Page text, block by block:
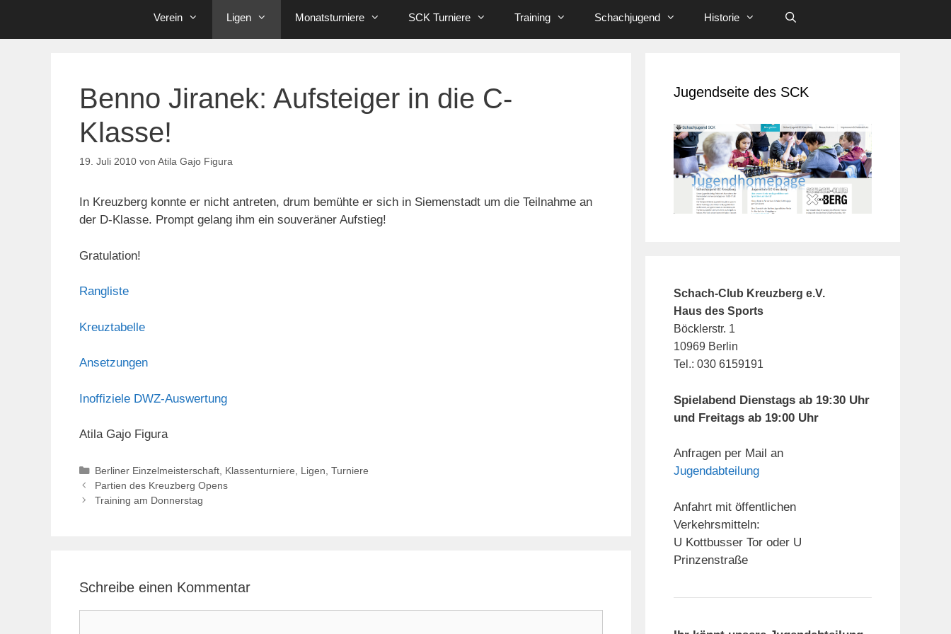
Verein Ligen Monatsturniere SCK Turniere Training Schachjugend Historie
Benno Jiranek: Aufsteiger in die C-
Klasse!
19. Juli 2010 von Atila Gajo Figura
In Kreuzberg konnte er nicht antreten, drum bemühte er sich in Siemenstadt um die Teilnahme an
der D-Klasse. Prompt gelang ihm ein souveräner Aufstieg!
Gratulation!
Rangliste
Kreuztabelle
Ansetzungen
Inoffiziele DWZ-Auswertung
Atila Gajo Figura
Kategorien
Berliner Einzelmeisterschaft, Klassenturniere Ligen Turniere
Partien des Kreuzberg Opens
Training am Donnerstag
Schreibe einen Kommentar
Jugendseite des SCK
Schach-Club Kreuzberg e.V.
Haus des Sports
Böcklerstr. 1
10969 Berlin
Tel.: 030 6159191
Spielabend Dienstags ab 19:30 Uhr
und Freitags ab 19:00 Uhr
Anfragen per Mail an
Jugendabteilung
Anfahrt mit öffentlichen
Verkehrsmitteln:
U Kottbusser Tor oder U
Prinzenstraße